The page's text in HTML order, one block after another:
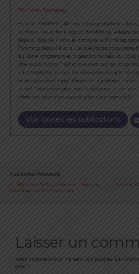
Romain Sempey
Romain SEMPEY : 43 ans, Chargé d'affaires
maritale, un enfant, région Bordelaise. Adepte
depuis l'âge de 7 ans, je pratique le Running
Running depuis 9 ans. Ce que j'aime dans cette
qui dure longtemps et la gestion de celui-ci. Voilà
vite mis à l'Ultra Trail et que c'est sur les longs
plus de plaisir. Je suis un amoureux des grands
et des paysages magnifiques et si je devais suivre
serait "Seul on va plus vite, à plusieurs on va
cherchez plus d'excuses et allons y ensemble !!!
Voir toutes les publications
Publication Précédente
Débardeur Aerth [ Test & Avis ] : Pour Du
Running Chic À La Française
Gédéon
Laisser un
Votre adresse e-mail ne sera pas publiée. Les
avec *